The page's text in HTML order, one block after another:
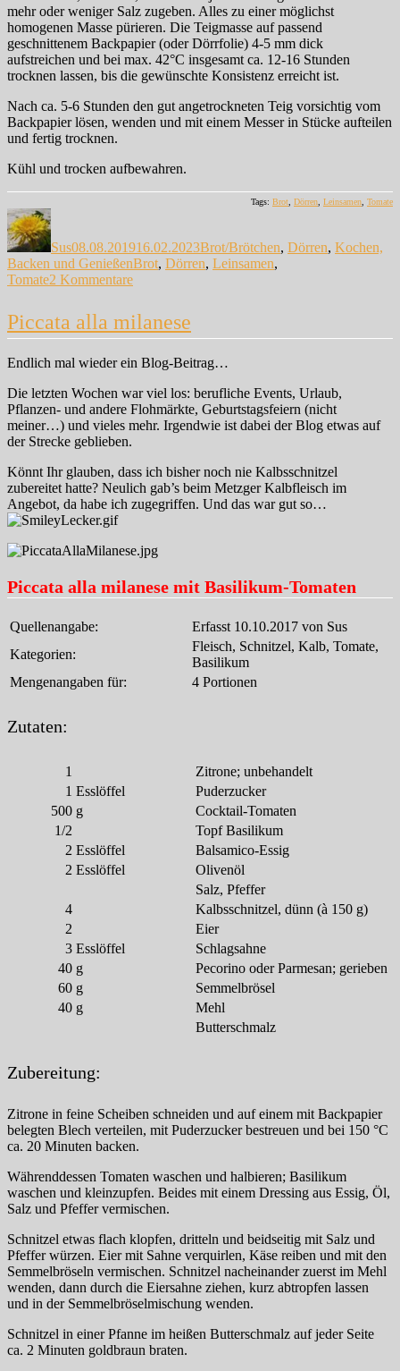
mehr oder weniger Salz zugeben. Alles zu einer möglichst
homogenen Masse pürieren. Die Teigmasse auf passend
geschnittenem Backpapier (oder Dörrfolie) 4-5 mm dick
aufstreichen und bei max. 42°C insgesamt ca. 12-16 Stunden
trocknen lassen, bis die gewünschte Konsistenz erreicht ist.
Nach ca. 5-6 Stunden den gut angetrockneten Teig vorsichtig vom
Backpapier lösen, wenden und mit einem Messer in Stücke aufteilen
und fertig trocknen.
Kühl und trocken aufbewahren.
Tags: Brot Dörren Leinsamen Tomate
Autor
Sus08.08.201916.02.2023Brot/Brötchen, Dörren, Kochen,
Backen und GenießenSchlagwörter
Brot, Dörren, Leinsamen,
Tomate2 Kommentarezu
mit
Tomate
Piccata alla milanese
Endlich mal wieder ein Blog-Beitrag…
Die letzten Wochen war viel los: berufliche Events, Urlaub,
Pflanzen- und andere Flohmärkte, Geburtstagsfeiern (nicht
meiner…) und vieles mehr. Irgendwie ist dabei der Blog etwas auf
der Strecke geblieben.
Könnt Ihr glauben, dass ich bisher noch nie Kalbsschnitzel
zubereitet hatte? Neulich gab’s beim Metzger Kalbfleisch im
Angebot, da habe ich zugegriffen. Und das war gut so…
Piccata alla milanese mit Basilikum-Tomaten
Quellenangabe:
Erfasst 10.10.2017 von Sus
Kategorien:
Fleisch, Schnitzel, Kalb, Tomate,
Basilikum
Mengenangaben für:
4 Portionen
Zutaten:
1
Zitrone; unbehandelt
1 Esslöffel
Puderzucker
500 g
Cocktail-Tomaten
1/2
Topf Basilikum
2 Esslöffel
Balsamico-Essig
2 Esslöffel
Olivenöl
Salz, Pfeffer
4
Kalbsschnitzel, dünn (à 150 g)
2
Eier
3 Esslöffel
Schlagsahne
40 g
Pecorino oder Parmesan; gerieben
60 g
Semmelbrösel
40 g
Mehl
Butterschmalz
Zubereitung:
Zitrone in feine Scheiben schneiden und auf einem mit Backpapier
belegten Blech verteilen, mit Puderzucker bestreuen und bei 150 °C
ca. 20 Minuten backen.
Währenddessen Tomaten waschen und halbieren; Basilikum
waschen und kleinzupfen. Beides mit einem Dressing aus Essig, Öl,
Salz und Pfeffer vermischen.
Schnitzel etwas flach klopfen, dritteln und beidseitig mit Salz und
Pfeffer würzen. Eier mit Sahne verquirlen, Käse reiben und mit den
Semmelbröseln vermischen. Schnitzel nacheinander zuerst im Mehl
wenden, dann durch die Eiersahne ziehen, kurz abtropfen lassen
und in der Semmelbröselmischung wenden.
Schnitzel in einer Pfanne im heißen Butterschmalz auf jeder Seite
ca. 2 Minuten goldbraun braten.